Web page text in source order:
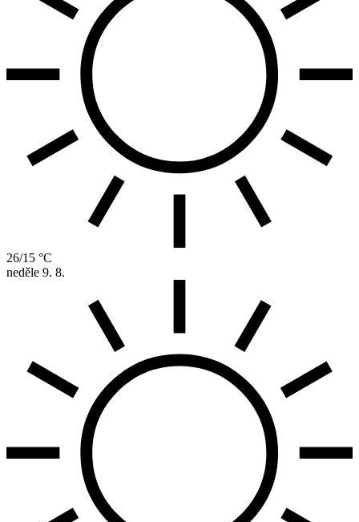
26/15 °C
neděle 9. 8.